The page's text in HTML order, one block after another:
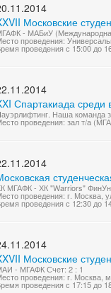
Московские
- МАБиУ
проведения:
проведения с 15:00 до
Спартакиада
Наша команда
проведения: зал т/а
МГАФК - ХК "Warriors"
проведения: г. Москва,
проведения с 12:30 до
Московские
- МГАФК Счет: 2 : 1
проведения: г. Москва,
проведения с 17:15 до